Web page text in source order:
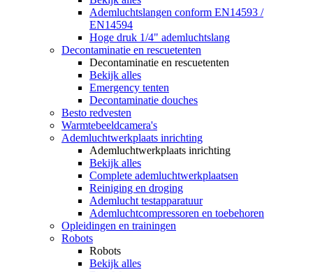
Ademluchtslangen conform EN14593 /
EN14594
Hoge druk 1/4" ademluchtslang
Decontaminatie en rescuetenten
Decontaminatie en rescuetenten
Bekijk alles
Emergency tenten
Decontaminatie douches
Besto redvesten
Warmtebeeldcamera's
Ademluchtwerkplaats inrichting
Ademluchtwerkplaats inrichting
Bekijk alles
Complete ademluchtwerkplaatsen
Reiniging en droging
Ademlucht testapparatuur
Ademluchtcompressoren en toebehoren
Opleidingen en trainingen
Robots
Robots
Bekijk alles